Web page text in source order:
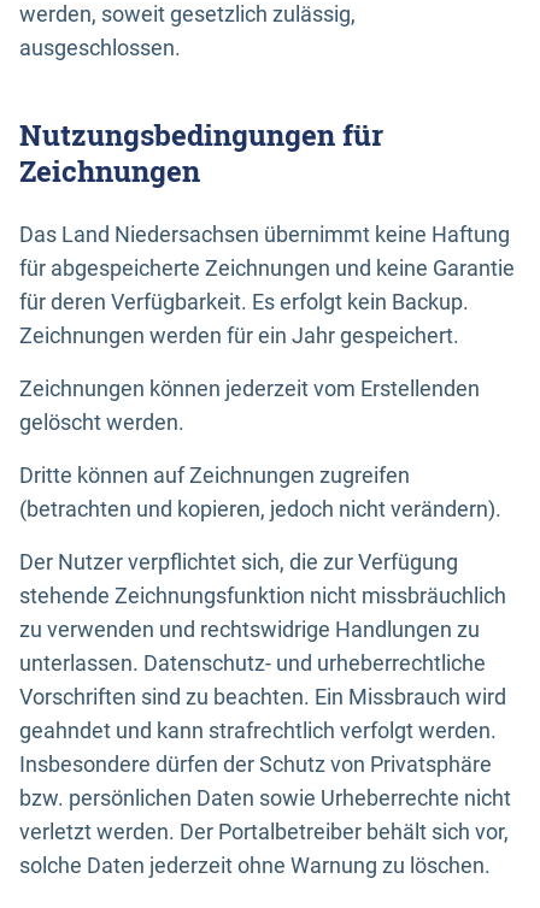
werden, soweit gesetzlich zulässig,
ausgeschlossen.
Nutzungsbedingungen für
Zeichnungen
Das Land Niedersachsen übernimmt keine Haftung
für abgespeicherte Zeichnungen und keine Garantie
für deren Verfügbarkeit. Es erfolgt kein Backup.
Zeichnungen werden für ein Jahr gespeichert.
Zeichnungen können jederzeit vom Erstellenden
gelöscht werden.
Dritte können auf Zeichnungen zugreifen
(betrachten und kopieren, jedoch nicht verändern).
Der Nutzer verpflichtet sich, die zur Verfügung
stehende Zeichnungsfunktion nicht missbräuchlich
zu verwenden und rechtswidrige Handlungen zu
unterlassen. Datenschutz- und urheberrechtliche
Vorschriften sind zu beachten. Ein Missbrauch wird
geahndet und kann strafrechtlich verfolgt werden.
Insbesondere dürfen der Schutz von Privatsphäre
bzw. persönlichen Daten sowie Urheberrechte nicht
verletzt werden. Der Portalbetreiber behält sich vor,
solche Daten jederzeit ohne Warnung zu löschen.